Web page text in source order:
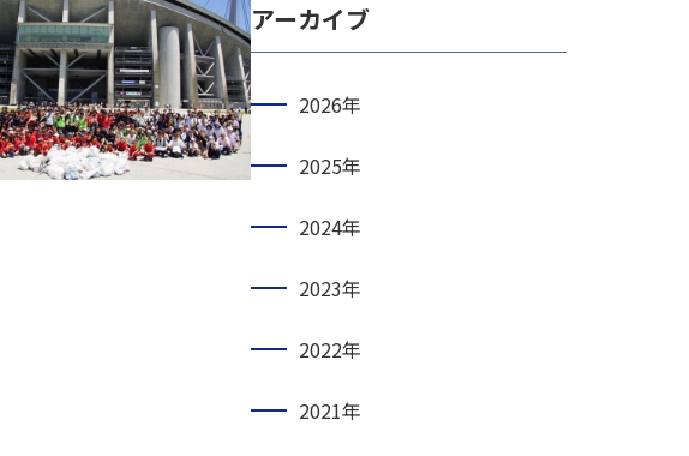
アーカイブ
2026年
2025年
2024年
2023年
2022年
2021年